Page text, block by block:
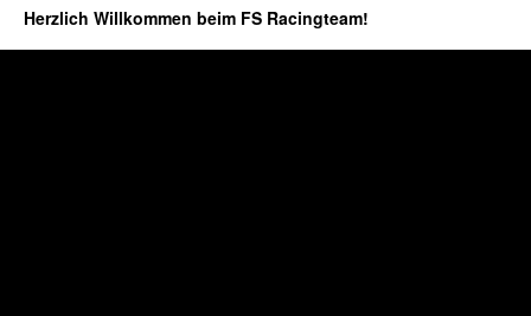
Herzlich Willkommen beim FS Racingteam!